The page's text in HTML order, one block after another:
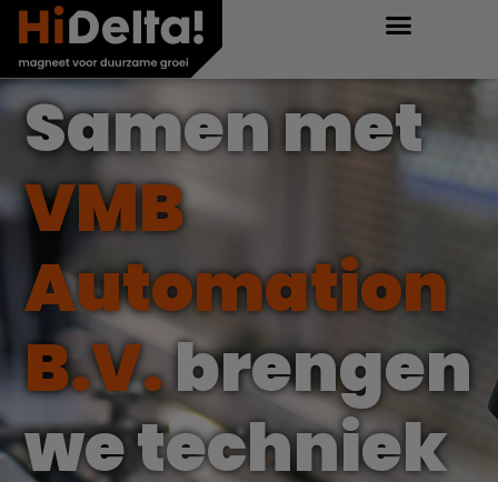
Samen met
VMB
Automation
B.V.brengen
we techniek